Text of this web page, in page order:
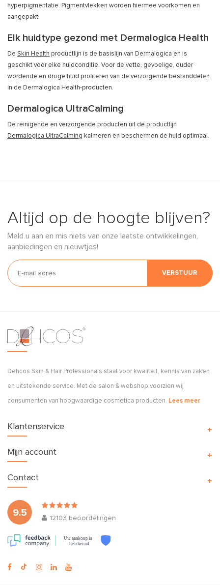
hyperpigmentatie. Pigmentvlekken worden hiermee voorkomen en
aangepakt.
Elk huidtype gezond met Dermalogica Health
De Skin Health productlijn is de basislijn van Dermalogica en is
geschikt voor elke huidconditie. Voor de vette, gevoelige, ouder
wordende en droge huid profiteren van de verzorgende bestanddelen
in de Dermalogica Health-producten.
Dermalogica UltraCalming
De reinigende en verzorgende producten uit de productlijn
Dermalogica UltraCalming kalmeren en beschermen de huid optimaal.
Altijd op de hoogte blijven?
Meld u aan en mis niets van onze laatste ontwikkelingen,
aanbiedingen en nieuwtjes!
VERSTUUR
Dehcos Skin & Hair Professionals staat voor kwaliteit, kennis van zaken
en uitstekende service. Met de salon & webshop voorzien wij
consumenten van hoogwaardige cosmetica producten. Lees meer
Klantenservice
Mijn account
9.5
12103 beoordelingen
Uw aankoop is
beschermd
Contact